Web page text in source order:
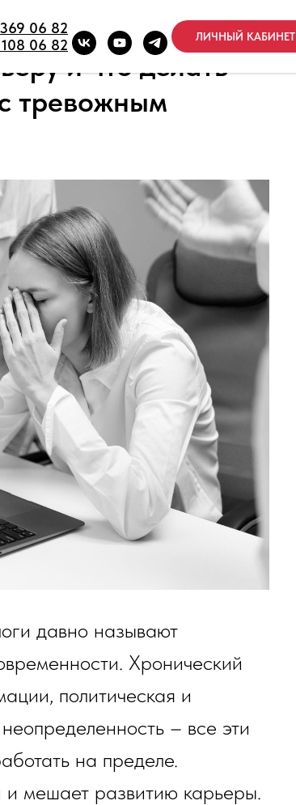
06 82
06 82
ЛИЧНЫЙ КАБИНЕТ
и что делать
тревожным
давно называют
Хронический
политическая и
– все эти
на пределе.
мешает развитию карьеры.